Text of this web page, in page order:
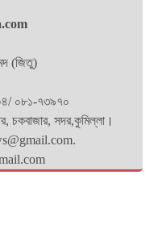
(জিতু)
০৮১-৭৩৯৭০
চকবাজার, সদর,কুমিল্লা।